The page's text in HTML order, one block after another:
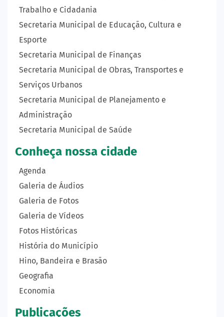
Trabalho e Cidadania
Secretaria Municipal de Educação, Cultura e
Esporte
Secretaria Municipal de Finanças
Secretaria Municipal de Obras, Transportes e
Serviços Urbanos
Secretaria Municipal de Planejamento e
Administração
Secretaria Municipal de Saúde
Conheça nossa cidade
Agenda
Galeria de Áudios
Galeria de Fotos
Galeria de Vídeos
Fotos Históricas
História do Município
Hino, Bandeira e Brasão
Geografia
Economia
Publicações